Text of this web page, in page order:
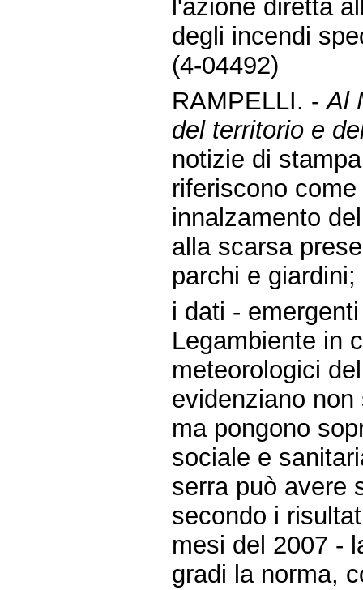
l'azione diretta
degli incendi
(4-04492)
RAMPELLI. -Al
del territorio e
notizie di
riferiscono
innalzamento
alla scarsa
parchi e giardini;
i dati -
Legambiente in
meteorologici
evidenziano
ma pongono
sociale e
serra può avere
secondo i
mesi del 2007 -
gradi la norma,